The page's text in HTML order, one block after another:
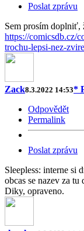
Poslat zprávu
Sem prosím doplniť,
https://comicsdb.cz/
trochu-lepsi-nez-zvire
Zack8.3.2022 14:53*
Odpovědět
Permalink
Poslat zprávu
Sleepless: interne si
obcas se nazev za
Diky, opraveno.